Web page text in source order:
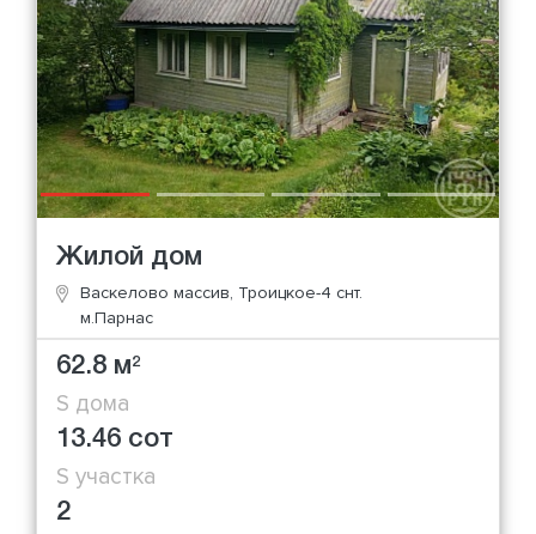
Жилой дом
Васкелово массив, Троицкое-4 снт.
м.Парнас
62.8 м2
S дома
13.46 сот
S участка
2